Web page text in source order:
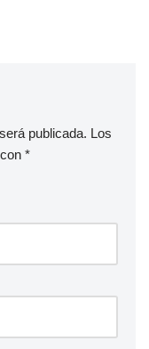
publicada. Los
*